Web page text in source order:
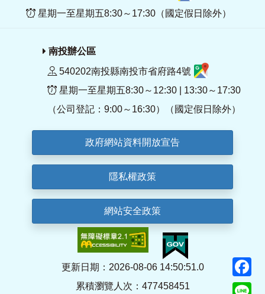
星期一至星期五8:30～17:30（國定假日除外）
南投辦公區
540202南投縣南投市省府路4號
星期一至星期五8:30～12:30 | 13:30～17:30
（公司登記：9:00～16:30）（國定假日除外）
政府網站資料開放宣告
隱私權政策
網站安全政策
更新日期：2026-08-06 14:50:51.0
累積瀏覽人次：477458451